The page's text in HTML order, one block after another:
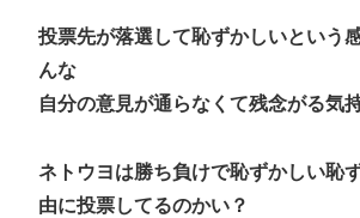
投票先が落選して恥ずかしいという
んな
自分の意見が通らなくて残念がる気
ネトウヨは勝ち負けで恥ずかしい恥
由に投票してるのかい？